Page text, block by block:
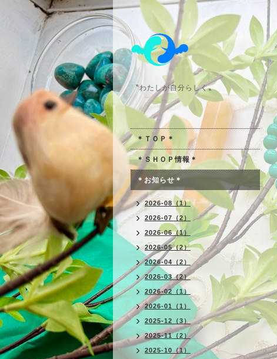
〝わたしが自分らしく〟
＊ＴＯＰ＊
＊ＳＨＯＰ情報＊
＊お知らせ＊
2026-08（1）
2026-07（2）
2026-06（1）
2026-05（2）
2026-04（2）
2026-03（2）
2026-02（1）
2026-01（1）
2025-12（3）
2025-11（2）
2025-10（1）